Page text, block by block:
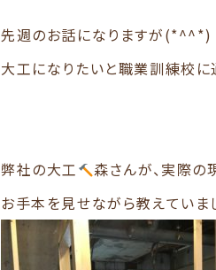
先週のお話になりますが(*^^*)
大工になりたいと職業訓練校
弊社の大工
森さんが、実際の
お手本を見せながら教えてい